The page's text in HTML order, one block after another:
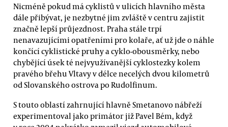
Nicméně pokud má cyklistů v ulicích hlavního města
dále přibývat, je nezbytné jim zvláště v centru zajistit
značně lepší průjezdnost. Praha stále trpí
nenavazujícími opatřeními pro kolaře, ať už jde o náhle
končící cyklistické pruhy a cyklo-obousměrky, nebo
chybějící úsek té nejvyužívanější cyklostezky kolem
pravého břehu Vltavy v délce necelých dvou kilometrů
od Slovanského ostrova po Rudolfinum.
S touto oblastí zahrnující hlavně Smetanovo nábřeží
experimentoval jako primátor již Pavel Bém, když